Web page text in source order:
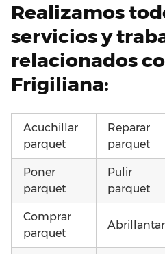
Realizamos
servicios y
relacionados
Frigiliana:
Acuchillar
parquet
Reparar
parquet
Poner
parquet
Pulir
parquet
Comprar
parquet
Abrillantar